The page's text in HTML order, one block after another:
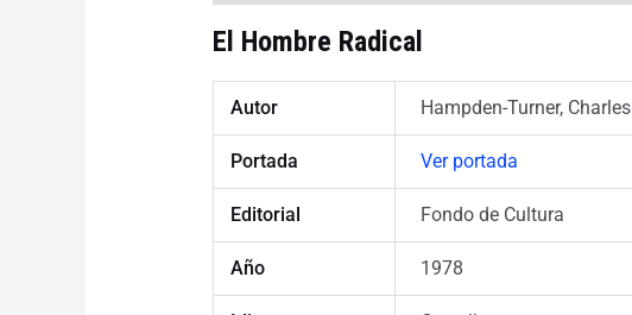
El Hombre Radical
Autor Hampden-Turner, Charles
Portada Ver portada
Editorial Fondo de Cultura
Año 1978